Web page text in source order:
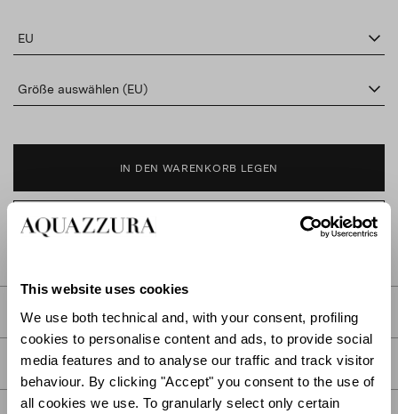
This website uses cookies
We use both technical and, with your consent, profiling
cookies to personalise content and ads, to provide social
media features and to analyse our traffic and track visitor
behaviour. By clicking "Accept" you consent to the use of
all cookies we use. To granularly select only certain
EU
Größe auswählen (EU)
IN DEN WARENKORB LEGEN
IN BOUTIQUE FINDEN
BESCHREIBUNG
DETAIL